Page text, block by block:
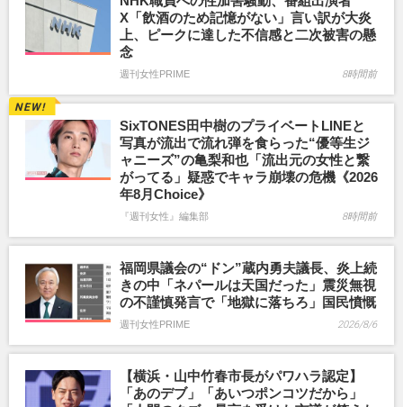
X「飲酒のため記憶がない」言い訳が大炎
上、ピークに達した不信感と二次被害の懸
念
週刊女性PRIME 8時間前
SixTONES田中樹のプライベートLINEと
写真が流出で流れ弾を食らった“優等生ジ
ャニーズ”の亀梨和也「流出元の女性と繋
がってる」疑惑でキャラ崩壊の危機《2026
年8月Choice》
『週刊女性』編集部 8時間前
福岡県議会の“ドン”蔵内勇夫議長、炎上続
きの中「ネパールは天国だった」震災無視
の不謹慎発言で「地獄に落ちろ」国民憤慨
週刊女性PRIME 2026/8/6
【横浜・山中竹春市長がパワハラ認定】
「あのデブ」「あいつポンコツだから」